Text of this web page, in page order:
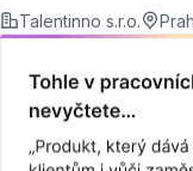
Talentinno s.r.o.